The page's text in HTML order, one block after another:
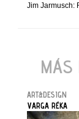
Jim Jarmusch:
MÁS
ART&DESIGN
VARGA RÉKA